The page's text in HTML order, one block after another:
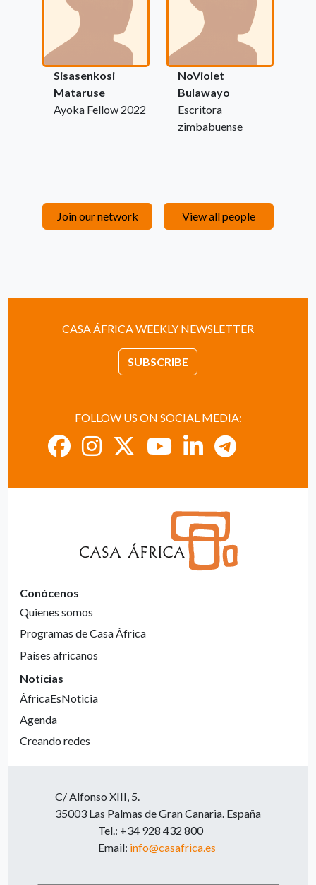
Sisasenkosi
Mataruse
Ayoka Fellow 2022
NoViolet
Bulawayo
Escritora
zimbabuense
Join our network View all people
CASA ÁFRICA WEEKLY NEWSLETTER
SUBSCRIBE
FOLLOW US ON SOCIAL MEDIA:
Conócenos
Quienes somos
Programas de Casa África
Países africanos
Noticias
ÁfricaEsNoticia
Agenda
Creando redes
C/ Alfonso XIII, 5.
35003 Las Palmas de Gran Canaria. España
Tel.: +34 928 432 800
Email: info@casafrica.es